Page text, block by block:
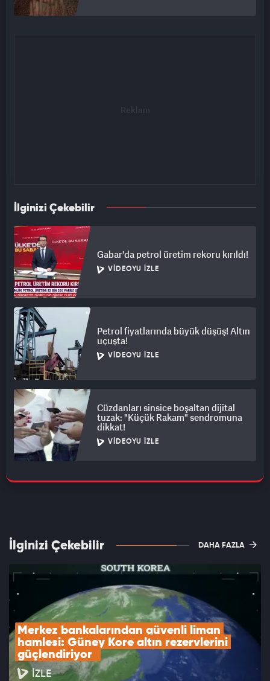
İlginizi Çekebilir
Gabar'da petrol üretim rekoru kırıldı!
VIDEOYU İZLE
Petrol fiyatlarında büyük düşüş! Altın
uçuşta!
VIDEOYU İZLE
Cüzdanları sinsice boşaltan dijital
tuzak: "Küçük Rakam" sendromuna
dikkat!
VIDEOYU İZLE
İlginizi Çekebilir DAHA FAZLA
Merkez bankalarından güvenli liman
hamlesi: Güney Kore altın rezervlerini
güçlendiriyor
İZLE